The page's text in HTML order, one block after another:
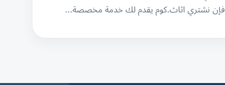
فإن نشتري اثاث.كوم يقدم لك خدمة مخصصة…